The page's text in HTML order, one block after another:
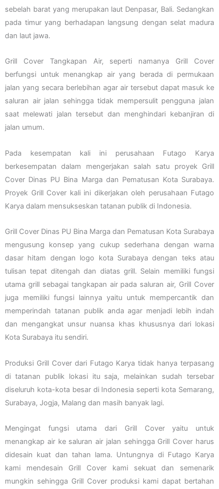
sebelah barat yang merupakan laut Denpasar, Bali. Sedangkan
pada timur yang berhadapan langsung dengan selat madura
dan laut jawa.
Grill Cover Tangkapan Air, seperti namanya Grill Cover
berfungsi untuk menangkap air yang berada di permukaan
jalan yang secara berlebihan agar air tersebut dapat masuk ke
saluran air jalan sehingga tidak mempersulit pengguna jalan
saat melewati jalan tersebut dan menghindari kebanjiran di
jalan umum.
Pada kesempatan kali ini perusahaan Futago Karya
berkesempatan dalam mengerjakan salah satu proyek Grill
Cover Dinas PU Bina Marga dan Pematusan Kota Surabaya.
Proyek Grill Cover kali ini dikerjakan oleh perusahaan Futago
Karya dalam mensukseskan tatanan publik di Indonesia.
Grill Cover Dinas PU Bina Marga dan Pematusan Kota Surabaya
mengusung konsep yang cukup sederhana dengan warna
dasar hitam dengan logo kota Surabaya dengan teks atau
tulisan tepat ditengah dan diatas grill. Selain memiliki fungsi
utama grill sebagai tangkapan air pada saluran air, Grill Cover
juga memiliki fungsi lainnya yaitu untuk mempercantik dan
memperindah tatanan publik anda agar menjadi lebih indah
dan mengangkat unsur nuansa khas khususnya dari lokasi
Kota Surabaya itu sendiri.
Produksi Grill Cover dari Futago Karya tidak hanya terpasang
di tatanan publik lokasi itu saja, melainkan sudah tersebar
diseluruh kota-kota besar di Indonesia seperti kota Semarang,
Surabaya, Jogja, Malang dan masih banyak lagi.
Mengingat fungsi utama dari Grill Cover yaitu untuk
menangkap air ke saluran air jalan sehingga Grill Cover harus
didesain kuat dan tahan lama. Untungnya di Futago Karya
kami mendesain Grill Cover kami sekuat dan semenarik
mungkin sehingga Grill Cover produksi kami dapat bertahan